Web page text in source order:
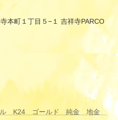
本町１丁目５−１ 吉祥寺PARCO
ル K24 ゴールド 純金 地金